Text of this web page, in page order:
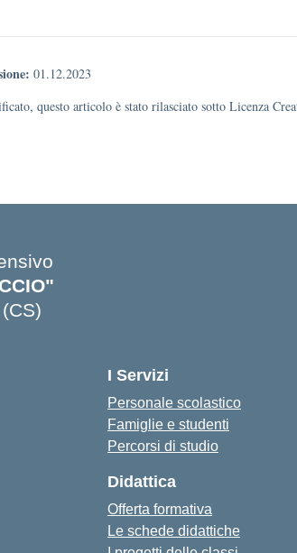
01.12.2023
questo articolo è stato rilasciato sotto Licenza
I Servizi
Personale scolastico
Famiglie e studenti
Percorsi di studio
Didattica
Offerta formativa
Le schede didattiche